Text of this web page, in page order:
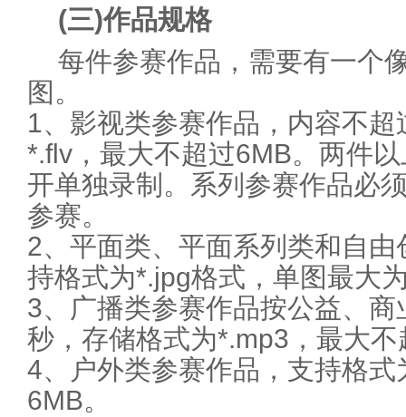
(三)作品规格
每件参赛作品，需要有一个
图。
1、影视类参赛作品，内容不
*.flv，最大不超过6MB。两件
开单独录制。系列参赛作品必
参赛。
2、平面类、平面系列类和自
持格式为*.jpg格式，单图最大
3、广播类参赛作品按公益、
秒，存储格式为*.mp3，最大
4、户外类参赛作品，支持格
6MB。